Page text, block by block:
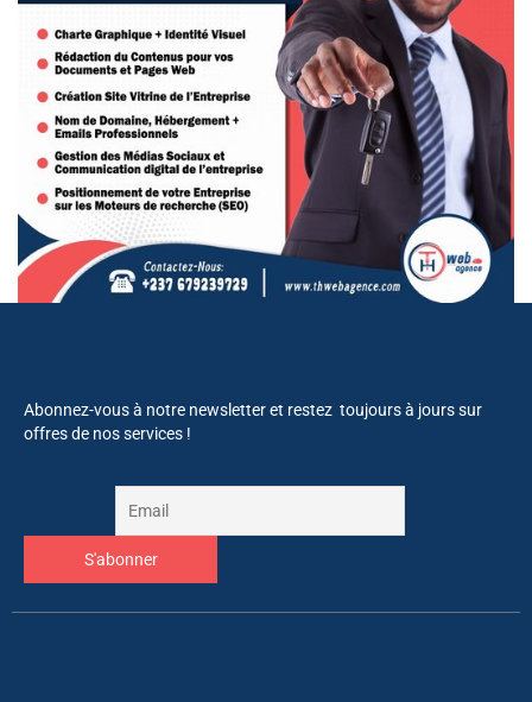
Abonnez-vous à notre newsletter et restez toujours à jours sur
offres de nos services !